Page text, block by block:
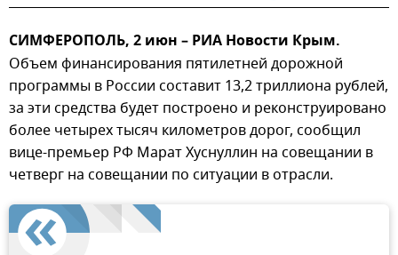
СИМФЕРОПОЛЬ, 2 июн – РИА Новости Крым.
Объем финансирования пятилетней дорожной
программы в России составит 13,2 триллиона рублей,
за эти средства будет построено и реконструировано
более четырех тысяч километров дорог, сообщил
вице-премьер РФ Марат Хуснуллин на совещании в
четверг на совещании по ситуации в отрасли.